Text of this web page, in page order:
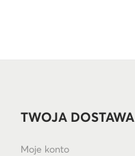
TWOJA DOSTAWA
Moje konto